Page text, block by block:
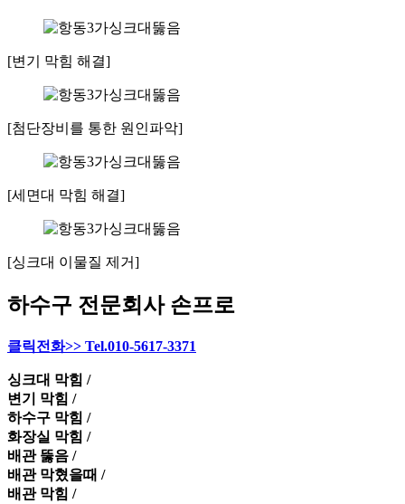
[변기 막힘 해결]
[첨단장비를 통한 원인파악]
[세면대 막힘 해결]
[싱크대 이물질 제거]
하수구 전문회사 손프로
클릭전화>> Tel.010-5617-3371
싱크대 막힘 /
변기 막힘 /
하수구 막힘 /
화장실 막힘 /
배관 뚫음 /
배관 막혔을때 /
배관 막힘 /